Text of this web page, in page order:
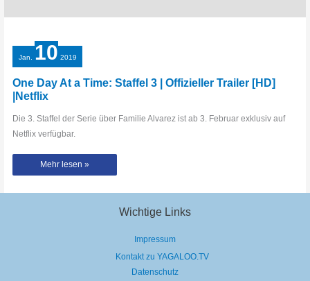
Jan. 10 2019
One Day At a Time: Staffel 3 | Offizieller Trailer [HD]
|Netflix
Die 3. Staffel der Serie über Familie Alvarez ist ab 3. Februar exklusiv auf
Netflix verfügbar.
One
Time:
Mehr lesen »
Wichtige Links
Impressum
Kontakt zu YAGALOO.TV
Datenschutz